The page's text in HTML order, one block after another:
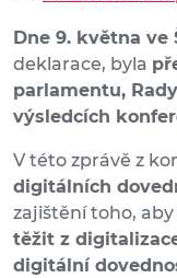
Dne 9. května ve
deklarace, byla
parlamentu,
výsledcích
V této zprávě z
digitálních
zajištění toho, aby
těžit z
digitální